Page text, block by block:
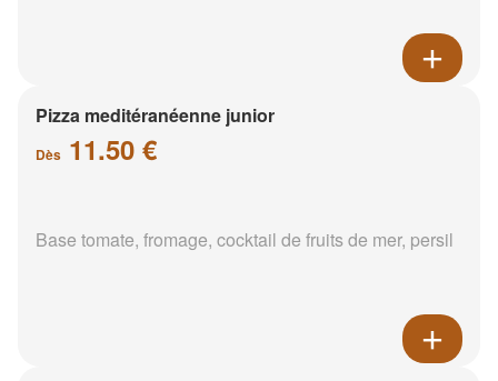
Pizza meditéranéenne junior
Dès 11.50 €
Base tomate, fromage, cocktail de fruits de mer, persil